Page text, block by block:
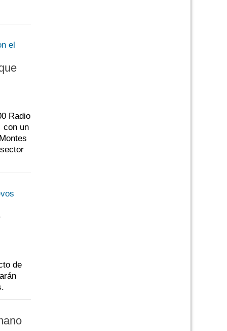
Radio
con un
de